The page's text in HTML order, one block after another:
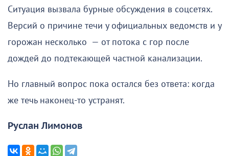
Ситуация вызвала бурные обсуждения в соцсетях.
Версий о причине течи у официальных ведомств и у
горожан несколько — от потока с гор после
дождей до подтекающей частной канализации.
Но главный вопрос пока остался без ответа: когда
же течь наконец-то устранят.
Руслан Лимонов